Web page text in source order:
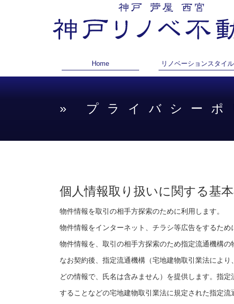
Home リノベーションスタイル
» プライバシーポ
個人情報取り扱いに関する基
物件情報を取引の相手方探索のために利用します。
物件情報をインターネット、チラシ等広告をするため
物件情報を、取引の相手方探索のため指定流通機構の
なお契約後、指定流通機構（宅地建物取引業法によ
どの情報で、氏名は含みません）を提供します。指
することなどの宅地建物取引業法に規定された指定流